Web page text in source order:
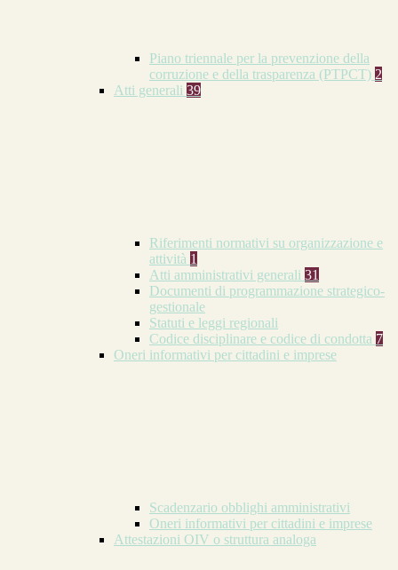
Piano triennale per la prevenzione della
corruzione e della trasparenza (PTPCT) 2
Atti generali 39
Riferimenti normativi su organizzazione e
attività 1
Atti amministrativi generali 31
Documenti di programmazione strategico-
gestionale
Statuti e leggi regionali
Codice disciplinare e codice di condotta 7
Oneri informativi per cittadini e imprese
Scadenzario obblighi amministrativi
Oneri informativi per cittadini e imprese
Attestazioni OIV o struttura analoga